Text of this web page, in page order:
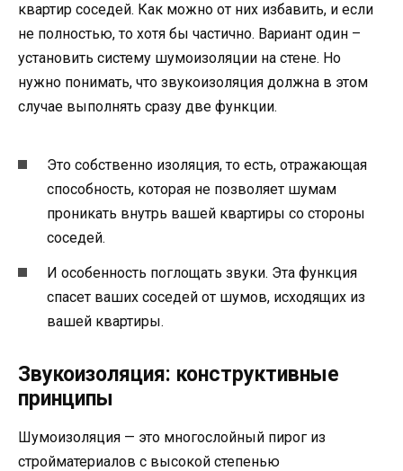
квартир соседей. Как можно от них избавить, и если
не полностью, то хотя бы частично. Вариант один –
установить систему шумоизоляции на стене. Но
нужно понимать, что звукоизоляция должна в этом
случае выполнять сразу две функции.
Это собственно изоляция, то есть, отражающая
способность, которая не позволяет шумам
проникать внутрь вашей квартиры со стороны
соседей.
И особенность поглощать звуки. Эта функция
спасет ваших соседей от шумов, исходящих из
вашей квартиры.
Звукоизоляция: конструктивные
принципы
Шумоизоляция — это многослойный пирог из
стройматериалов с высокой степенью